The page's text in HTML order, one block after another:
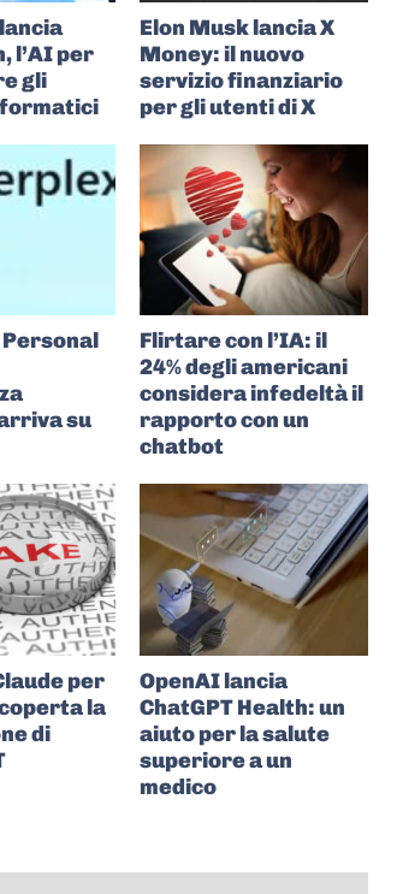
l’AI per
gli
Elon Musk lancia X
Money: il nuovo
servizio finanziario
per gli utenti di X
su
Flirtare con l’IA: il
24% degli americani
considera infedeltà il
rapporto con un
chatbot
per
la
di
OpenAI lancia
ChatGPT Health: un
aiuto per la salute
superiore a un
medico